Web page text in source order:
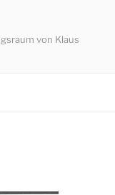
von Klaus